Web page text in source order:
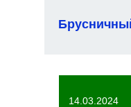
14.03.2024